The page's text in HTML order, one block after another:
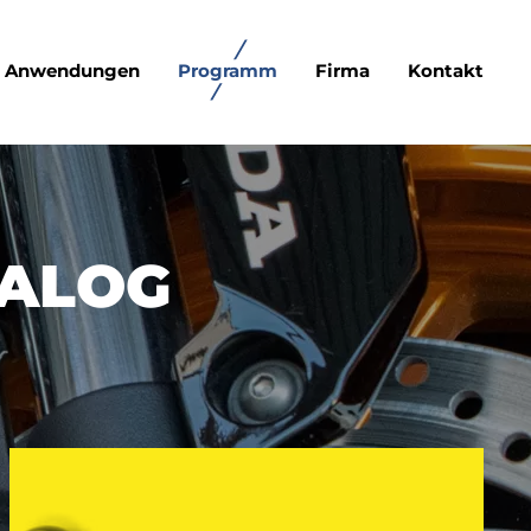
Anwendungen Programm Firma Kontakt